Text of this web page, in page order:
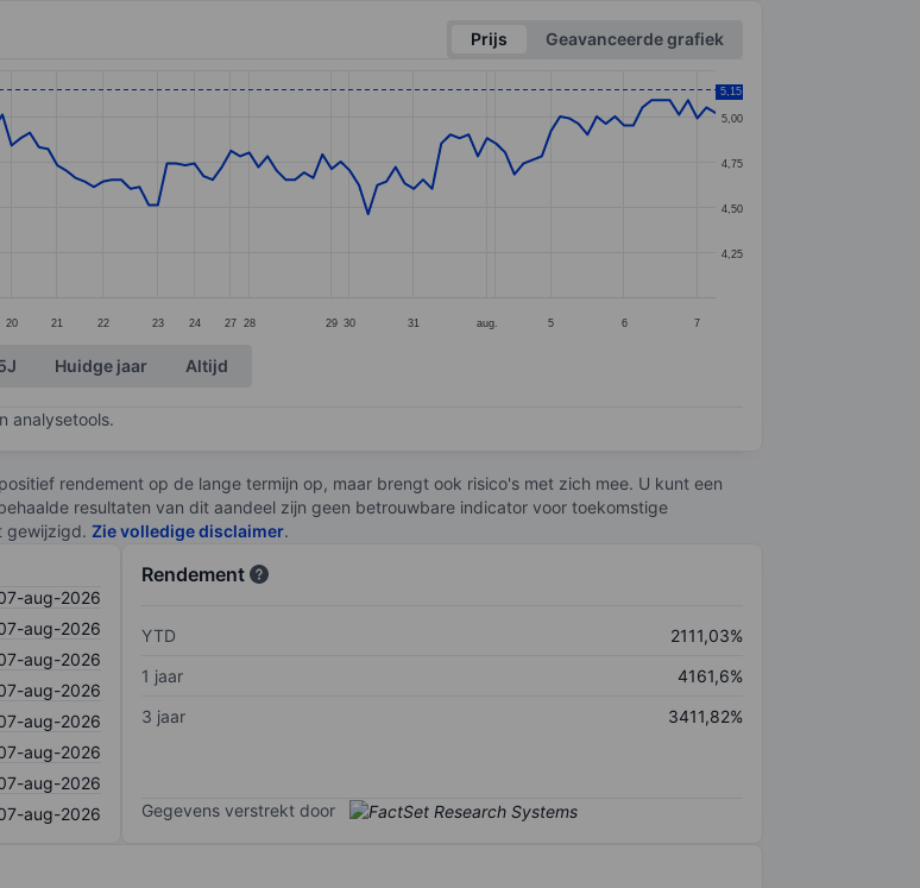
Prijs
Geavanceerde grafiek
4.11 to 5.09.
20 21 22 23 24 27 28 29 30 31 aug. 5 6 7
4,25
4,50
4,75
5,00
5,15
Huidge jaar Altijd
analysetools.
rendement op de lange termijn op, maar brengt ook risico's met zich mee. U kunt een
resultaten van dit aandeel zijn geen betrouwbare indicator voor toekomstige
gewijzigd. Zie volledige disclaimer.
aug-2026
aug-2026
aug-2026
aug-2026
aug-2026
aug-2026
aug-2026
aug-2026
Rendement
YTD
2111,03%
1 jaar
4161,6%
3 jaar
3411,82%
Gegevens verstrekt door